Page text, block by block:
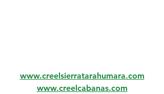
www.creelsierratarahumara.com
www.creelcabanas.com